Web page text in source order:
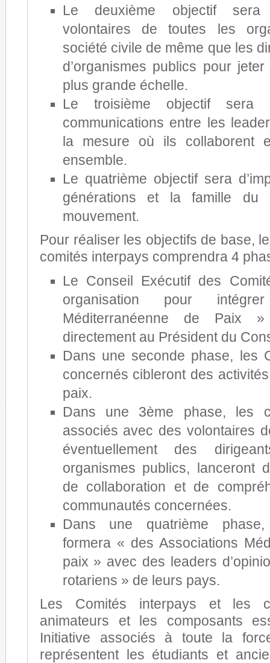
Le deuxième objectif sera
volontaires de toutes les
société civile de même que les
d’organismes publics pour
plus grande échelle.
Le troisième objectif sera
communications entre les
la mesure où ils collaborent
ensemble.
Le quatrième objectif sera
générations et la famille du
mouvement.
Pour réaliser les objectifs de base,
comités interpays comprendra 4
Le Conseil Exécutif des
organisation pour
Méditerranéenne de Paix
directement au Président du
Dans une seconde phase, les
concernés cibleront des
paix.
Dans une 3ème phase, les
associés avec des volontaires
éventuellement des
organismes publics, lanceront
de collaboration et de
communautés concernées.
Dans une quatrième
formera « des Associations
paix » avec des leaders
rotariens » de leurs pays.
Les Comités interpays et les
animateurs et les composants
Initiative associés à toute la
représentent les étudiants et